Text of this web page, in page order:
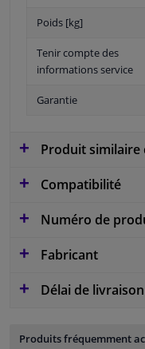
Poids [kg]
Tenir compte des
informations service
Garantie
Produit
Compatibilité
Numéro de
Fabricant
Délai de livraison
Produits fréquemment